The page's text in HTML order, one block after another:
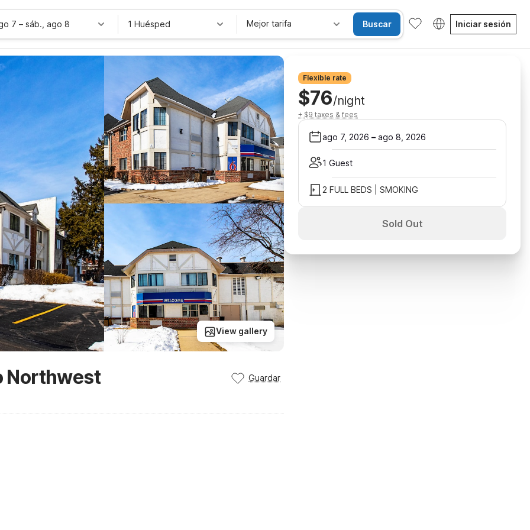
7 – sáb., ago 8 1 Huésped Mejor tarifa Buscar Iniciar sesión
View gallery
Northwest Guardar
Flexible rate
$76/night
+ $9 taxes & fees
ago 7, 2026 – ago 8, 2026
1 Guest
2 FULL BEDS | SMOKING
Sold Out